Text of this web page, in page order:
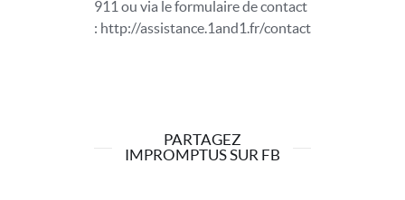
911 ou via le formulaire de contact
: http://assistance.1and1.fr/contact
PARTAGEZ
IMPROMPTUS SUR FB